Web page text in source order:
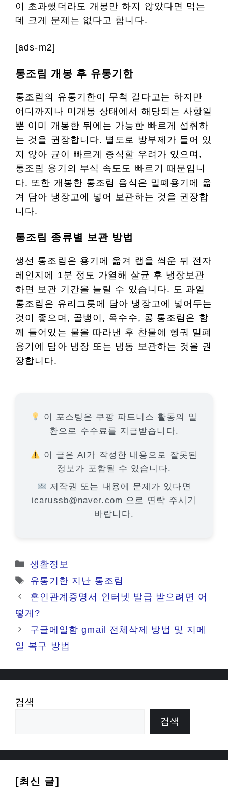
이 초과했더라도 개봉만 하지 않았다면 먹는
데 크게 문제는 없다고 합니다.
[ads-m2]
통조림 개봉 후 유통기한
통조림의 유통기한이 무척 길다고는 하지만
어디까지나 미개봉 상태에서 해당되는 사항일
뿐 이미 개봉한 뒤에는 가능한 빠르게 섭취하
는 것을 권장합니다. 별도로 방부제가 들어 있
지 않아 균이 빠르게 증식할 우려가 있으며,
통조림 용기의 부식 속도도 빠르기 때문입니
다. 또한 개봉한 통조림 음식은 밀폐용기에 옮
겨 담아 냉장고에 넣어 보관하는 것을 권장합
니다.
통조림 종류별 보관 방법
생선 통조림은 용기에 옮겨 랩을 씌운 뒤 전자
레인지에 1분 정도 가열해 살균 후 냉장보관
하면 보관 기간을 늘릴 수 있습니다. 도 과일
통조림은 유리그릇에 담아 냉장고에 넣어두는
것이 좋으며, 골뱅이, 옥수수, 콩 통조림은 함
께 들어있는 물을 따라낸 후 찬물에 헹궈 밀폐
용기에 담아 냉장 또는 냉동 보관하는 것을 권
장합니다.
이 포스팅은 쿠팡 파트너스 활동의 일
환으로 수수료를 지급받습니다.
이 글은 AI가 작성한 내용으로 잘못된
정보가 포함될 수 있습니다.
저작권 또는 내용에 문제가 있다면
icarussb@naver.com 으로 연락 주시기
바랍니다.
카
테
리
생활정보
태
그
유통기한 지난 통조림
혼인관계증명서 인터넷 발급 받으려면 어
떻게?
구글메일함 gmail 전체삭제 방법 및 지메
일 복구 방법
검색
검색
[최신 글]